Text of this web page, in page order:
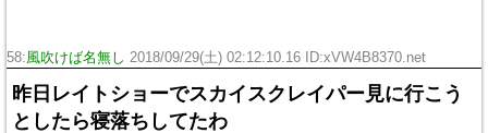
58:風吹けば名無し 2018/09/29(土) 02:12:10.16 ID:xVW4B8370.net
昨日レイトショーでスカイスクレイパー見に行こう
としたら寝落ちしてたわ